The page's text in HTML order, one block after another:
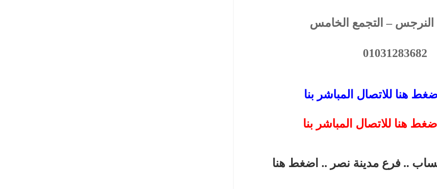
– التجمع الخامس
01031283682
هنا للاتصال المباشر بنا
هنا للاتصال المباشر بنا
.. فرع مدينة نصر .. اضغط هنا